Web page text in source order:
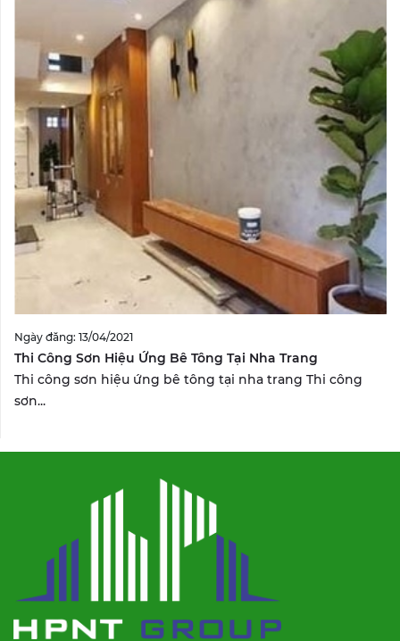
Ngày đăng: 13/04/2021
Thi Công Sơn Hiệu Ứng Bê Tông Tại Nha Trang
Thi công sơn hiệu ứng bê tông tại nha trang Thi công
sơn...